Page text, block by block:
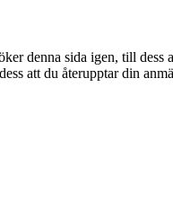
denna sida igen, till dess
att du återupptar din